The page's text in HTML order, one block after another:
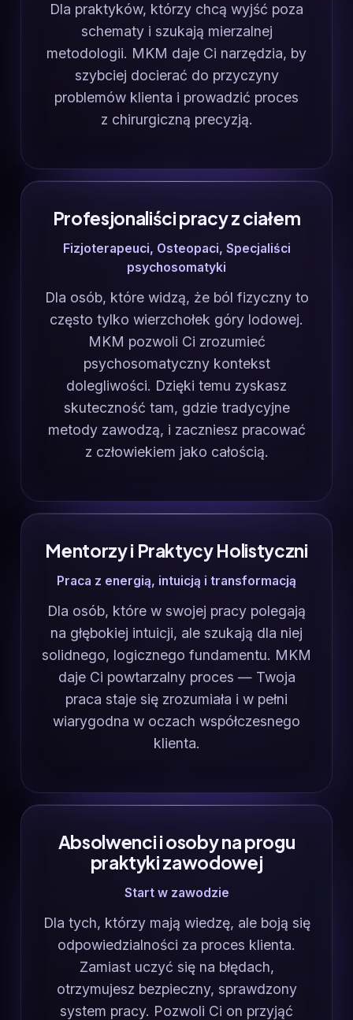
Dla praktyków, którzy chcą wyjść poza
schematy i szukają mierzalnej
metodologii. MKM daje Ci narzędzia, by
szybciej docierać do przyczyny
problemów klienta i prowadzić proces
z chirurgiczną precyzją.
Profesjonaliści pracy z ciałem
Fizjoterapeuci, Osteopaci, Specjaliści
psychosomatyki
Dla osób, które widzą, że ból fizyczny to
często tylko wierzchołek góry lodowej.
MKM pozwoli Ci zrozumieć
psychosomatyczny kontekst
dolegliwości. Dzięki temu zyskasz
skuteczność tam, gdzie tradycyjne
metody zawodzą, i zaczniesz pracować
z człowiekiem jako całością.
Mentorzy i Praktycy Holistyczni
Praca z energią, intuicją i transformacją
Dla osób, które w swojej pracy polegają
na głębokiej intuicji, ale szukają dla niej
solidnego, logicznego fundamentu. MKM
daje Ci powtarzalny proces — Twoja
praca staje się zrozumiała i w pełni
wiarygodna w oczach współczesnego
klienta.
Absolwenci i osoby na progu
praktyki zawodowej
Start w zawodzie
Dla tych, którzy mają wiedzę, ale boją się
odpowiedzialności za proces klienta.
Zamiast uczyć się na błędach,
otrzymujesz bezpieczny, sprawdzony
system pracy. Pozwoli Ci on przyjąć